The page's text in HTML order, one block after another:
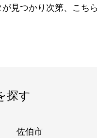
見つかり次第、こち
探す
佐伯市